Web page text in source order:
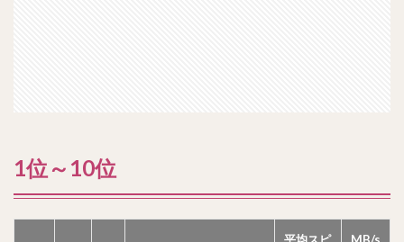
1位～10位
平均スピ
MB/s